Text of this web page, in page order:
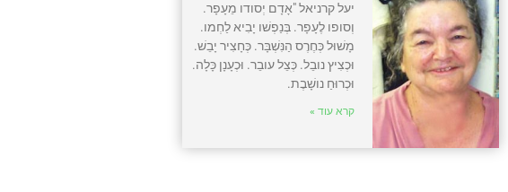
יעל קרניאל "אָדָם יְסודו מֵעָפָר.
וְסופו לֶעָפָר. בְּנַפְשׁו יָבִיא לַחְמו.
מָשׁוּל כְּחֶרֶס הַנִּשְׁבָּר. כְּחָצִיר יָבֵשׁ.
וּכְצִיץ נובֵל. כְּצֵל עובֵר. וּכְעָנָן כָּלָה.
וּכְרוּחַ נושָׁבֶת.
קרא עוד »